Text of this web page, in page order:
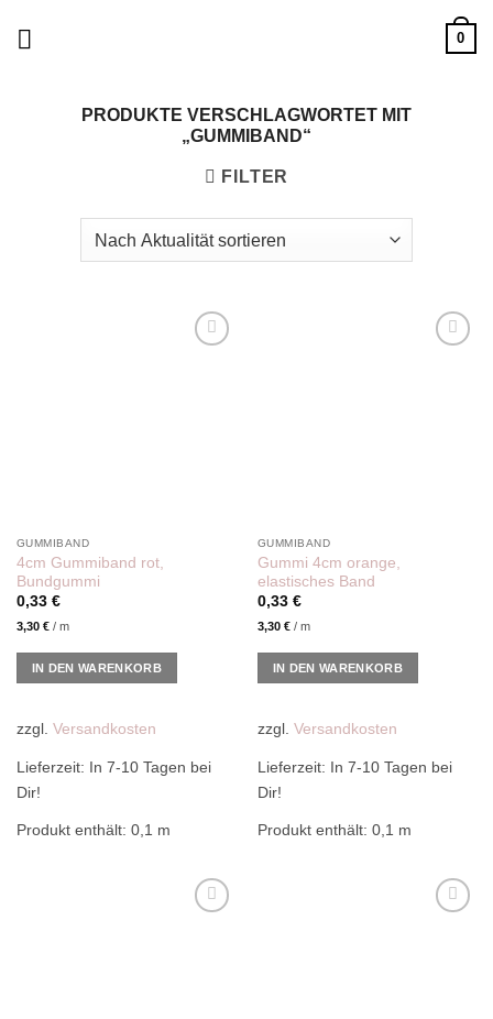
0
PRODUKTE VERSCHLAGWORTET MIT
„GUMMIBAND“
FILTER
GUMMIBAND
4cm Gummiband rot,
Bundgummi
0,33 €
3,30 €/ m
IN DEN WARENKORB
zzgl. Versandkosten
Lieferzeit: In 7-10 Tagen bei
Dir!
Produkt enthält: 0,1 m
GUMMIBAND
Gummi 4cm orange,
elastisches Band
0,33 €
3,30 €/ m
IN DEN WARENKORB
zzgl. Versandkosten
Lieferzeit: In 7-10 Tagen bei
Dir!
Produkt enthält: 0,1 m